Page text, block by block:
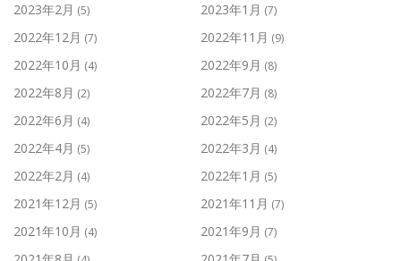
2023年2月 (5) 2023年1月 (7)
2022年12月 (7) 2022年11月 (9)
2022年10月 (4) 2022年9月 (8)
2022年8月 (2) 2022年7月 (8)
2022年6月 (4) 2022年5月 (2)
2022年4月 (5) 2022年3月 (4)
2022年2月 (4) 2022年1月 (5)
2021年12月 (5) 2021年11月 (7)
2021年10月 (4) 2021年9月 (7)